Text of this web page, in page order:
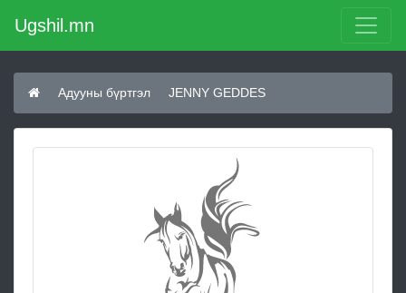
Ugshil.mn
Адууны бүртгэл JENNY GEDDES